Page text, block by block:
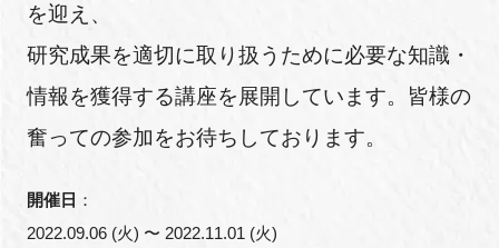
を迎え、
研究成果を適切に取り扱うために必要な知識・
情報を獲得する講座を展開しています。皆様の
奮っての参加をお待ちしております。
開催日 ：
2022.09.06 (火) 〜 2022.11.01 (火)